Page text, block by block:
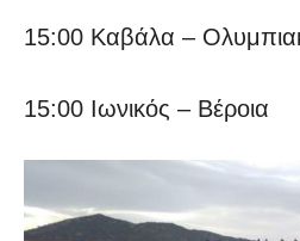
15:00 Καβάλα –
15:00 Ιωνικός – Βέροια